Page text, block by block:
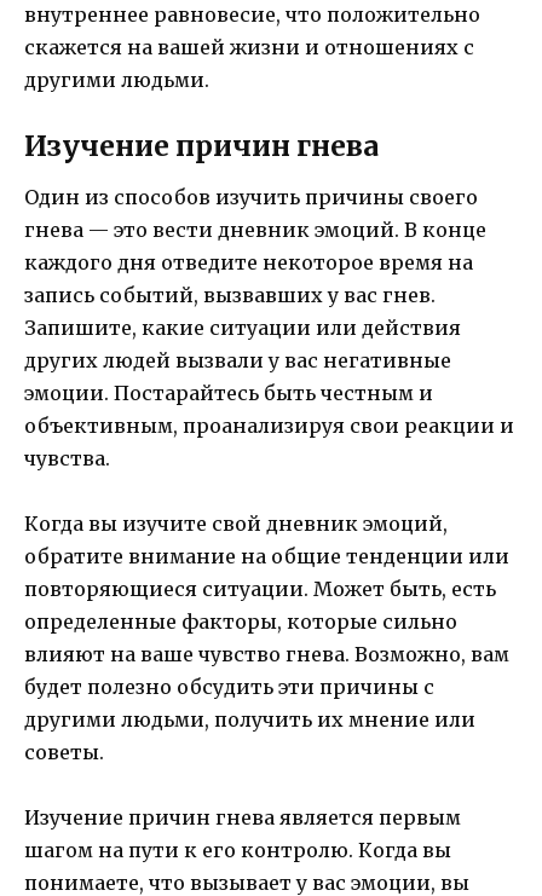
внутреннее равновесие, что положительно
скажется на вашей жизни и отношениях с
другими людьми.
Изучение причин гнева
Один из способов изучить причины своего
гнева — это вести дневник эмоций. В конце
каждого дня отведите некоторое время на
запись событий, вызвавших у вас гнев.
Запишите, какие ситуации или действия
других людей вызвали у вас негативные
эмоции. Постарайтесь быть честным и
объективным, проанализируя свои реакции и
чувства.
Когда вы изучите свой дневник эмоций,
обратите внимание на общие тенденции или
повторяющиеся ситуации. Может быть, есть
определенные факторы, которые сильно
влияют на ваше чувство гнева. Возможно, вам
будет полезно обсудить эти причины с
другими людьми, получить их мнение или
советы.
Изучение причин гнева является первым
шагом на пути к его контролю. Когда вы
понимаете, что вызывает у вас эмоции, вы